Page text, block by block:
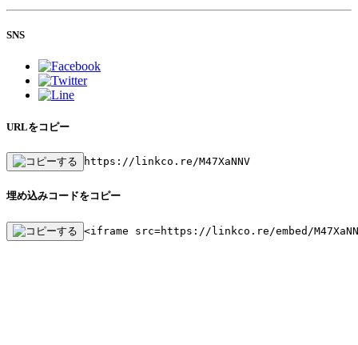
SNS
URLをコピー
https://linkco.re/M47XaNNV
埋め込みコードをコピー
<iframe src=https://linkco.re/embed/